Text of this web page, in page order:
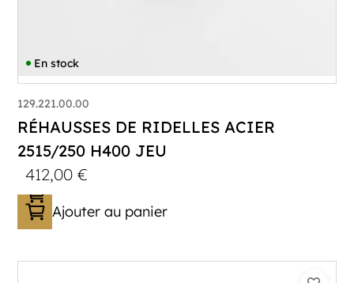
En stock
129.221.00.00
RÉHAUSSES DE RIDELLES ACIER
2515/250 H400 JEU
412,00€
Ajouter au panier